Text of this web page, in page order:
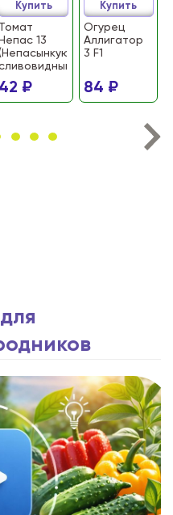
Томат
Непас 13
42 ₽
Купить
Огурец
Аллигатор
3 F1
84 ₽
Купить